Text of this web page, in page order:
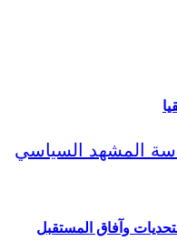
وآفاق المستقبل